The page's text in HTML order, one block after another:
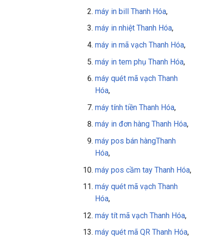
máy in bill Thanh Hóa,
máy in nhiệt Thanh Hóa,
máy in mã vạch Thanh Hóa,
máy in tem phụ Thanh Hóa,
máy quét mã vạch Thanh
Hóa,
máy tính tiền Thanh Hóa,
máy in đơn hàng Thanh Hóa,
máy pos bán hàngThanh
Hóa,
máy pos cầm tay Thanh Hóa,
máy quét mã vạch Thanh
Hóa,
máy tít mã vạch Thanh Hóa,
máy quét mã QR Thanh Hóa,